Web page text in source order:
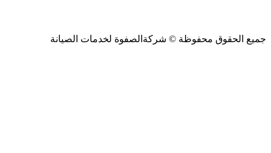
جميع الحقوق محفوظة © شركةالصفوة لخدمات الصيانة